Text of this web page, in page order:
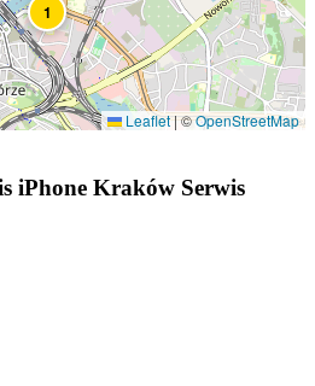
1
Leaflet|©OpenStreetMap
iPhone Kraków Serwis